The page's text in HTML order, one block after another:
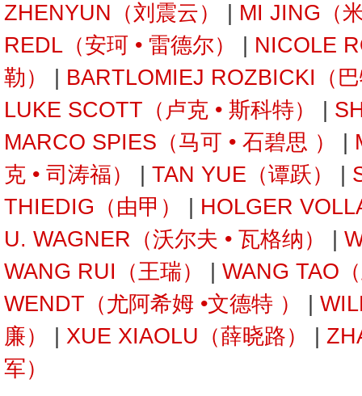
ZHENYUN（刘震云）
MI JING（
REDL（安珂 • 雷德尔）
NICOLE
勒）
BARTLOMIEJ ROZBICKI（
LUKE SCOTT（卢克 • 斯科特）
MARCO SPIES（马可 • 石碧思 ）
克 • 司涛福）
TAN YUE（谭跃）
THIEDIG（由甲）
HOLGER
U. WAGNER（沃尔夫 • 瓦格纳）
WANG RUI（王瑞）
WANG TAO
WENDT（尤阿希姆 •文德特 ）
廉）
XUE XIAOLU（薛晓路）
军）